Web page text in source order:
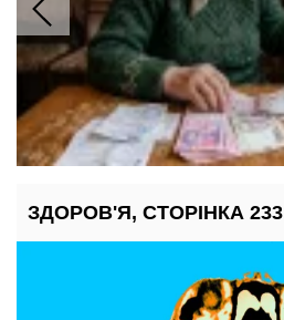
ЗДОРОВ'Я, СТОРІНКА 233